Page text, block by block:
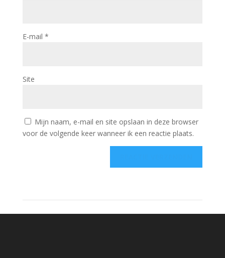
E-mail *
Site
Mijn naam, e-mail en site opslaan in deze browser
voor de volgende keer wanneer ik een reactie plaats.